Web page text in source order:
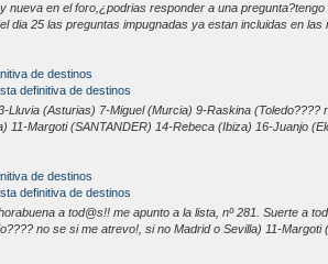
nueva en el foro,¿podrias responder a una
dia 25 las preguntas impugnadas ya estan incluidas en las
de destinos
definitiva de destinos
Lluvia (Asturias) 7-Miguel (Murcia) 9-Raskina (Toledo????
11-Margoti (SANTANDER) 14-Rebeca (Ibiza) 16-Juanjo
de destinos
definitiva de destinos
a tod@s!! me apunto a la lista, nº 281. Suerte a
no se si me atrevo!, si no Madrid o Sevilla) 11-Margoti